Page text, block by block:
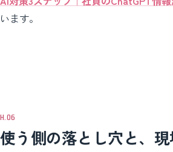
います。
使う側の落とし穴と、